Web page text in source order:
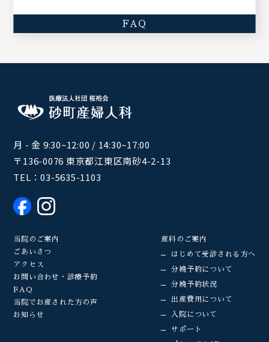
FAQ
月 - 金 9:30~12:00 / 14:30~17:00
〒136-0076 東京都江東区南砂4-2-13
TEL：03-5635-1103
当院のご案内
ごあいさつ
アクセス
お問い合わせ・診療予約
FAQ
当院でお産された方の声
お知らせ
産科のご案内
はじめて受診される方へ
分娩予約について
分娩予約状況
出産費用について
入院について
サポート